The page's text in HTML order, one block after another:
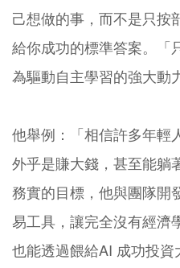
己想做的事，而不是只按
給你成功的標準答案。「
為驅動自主學習的強大動
他舉例：「相信許多年輕
外乎是賺大錢，甚至能躺
務實的目標，他與團隊開
易工具，讓完全沒有經濟
也能透過餵給AI 成功投